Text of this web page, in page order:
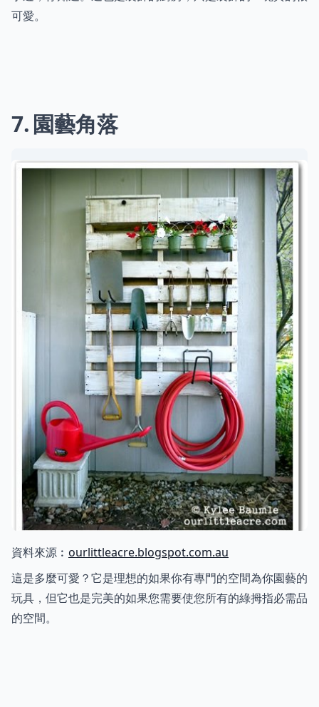
可愛。
7 園藝角落
資料來源︰ ourlittleacre.blogspot.com.au
這是多麼可愛？它是理想的如果你有專門的空間為你園藝的
玩具，但它也是完美的如果您需要使您所有的綠拇指必需品
的空間。